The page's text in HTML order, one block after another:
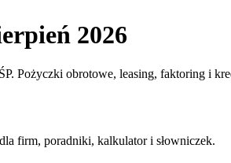
2026
Pożyczki obrotowe, leasing, faktoring i
firm, poradniki, kalkulator i słowniczek.